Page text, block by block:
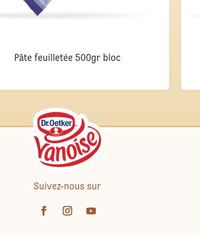
Pâte feuilletée 500gr bloc
Suivez-nous sur